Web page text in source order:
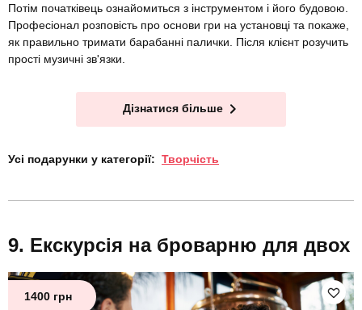
Потім початківець ознайомиться з інструментом і його будовою.
Професіонал розповість про основи гри на установці та покаже,
як правильно тримати барабанні палички. Після клієнт розучить
прості музичні зв'язки.
Дізнатися більше
Усі подарунки у категорії: Творчість
Екскурсія на броварню для двох
1400 грн